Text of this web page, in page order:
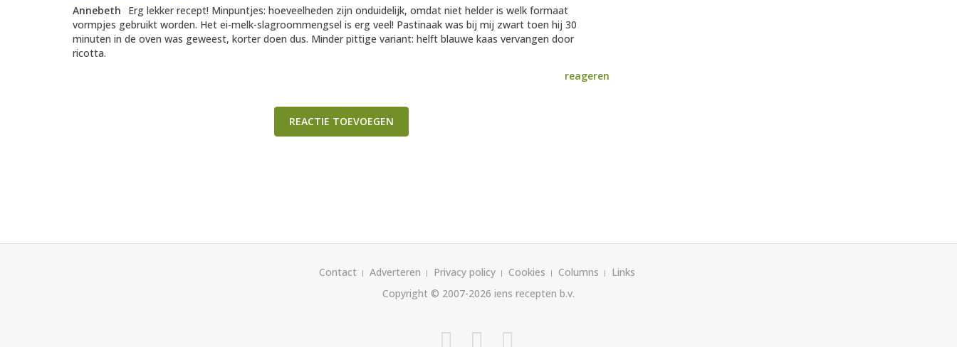
Annebeth
Erg lekker recept! Minpuntjes: hoeveelheden zijn onduidelijk, omdat niet helder is welk formaat
vormpjes gebruikt worden. Het ei-melk-slagroommengsel is erg veel! Pastinaak was bij mij zwart toen hij 30
minuten in de oven was geweest, korter doen dus. Minder pittige variant: helft blauwe kaas vervangen door
ricotta.
reageren
REACTIE TOEVOEGEN
Contact Adverteren Privacy policy Cookies Columns
Links
Copyright © 2007-2026 iens recepten b.v.